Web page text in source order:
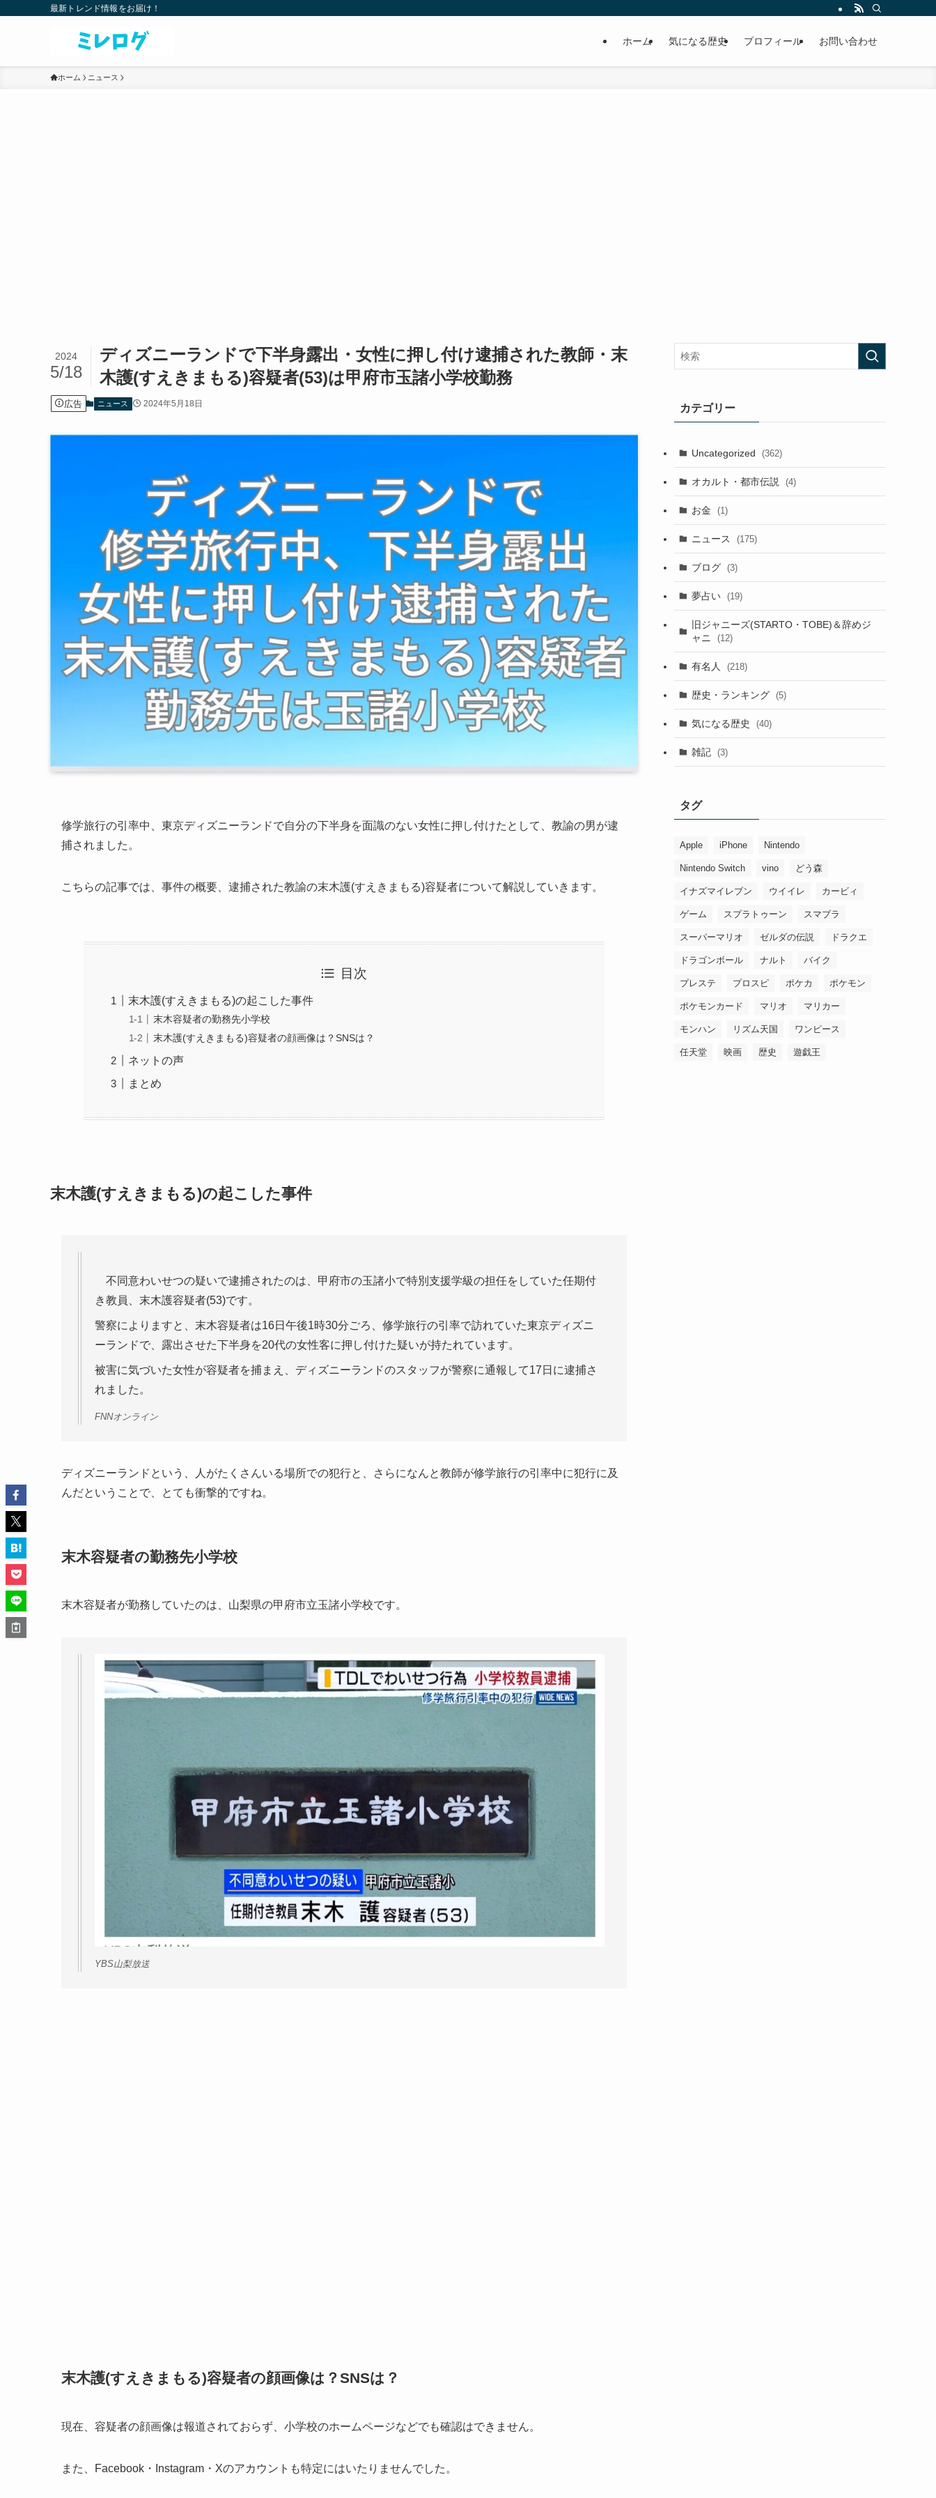
最新トレンド情報をお届け！
ホーム 気になる歴史 プロフィール お問い合わせ
ホーム ニュース
ディズニーランドで下半身露出・女性に押し付け逮捕された教師・末
木護(すえきまもる)容疑者(53)は甲府市玉諸小学校勤務
2024
5/18
広告 ニュース 2024年5月18日
修学旅行の引率中、東京ディズニーランドで自分の下半身を面識のない女性に押し付けたとして、教諭の男が逮
捕されました。
こちらの記事では、事件の概要、逮捕された教諭の末木護(すえきまもる)容疑者について解説していきます。
目次
末木護(すえきまもる)の起こした事件
末木容疑者の勤務先小学校
末木護(すえきまもる)容疑者の顔画像は？SNSは？
ネットの声
まとめ
末木護(すえきまもる)の起こした事件
不同意わいせつの疑いで逮捕されたのは、甲府市の玉諸小で特別支援学級の担任をしていた任期付
き教員、末木護容疑者(53)です。
警察によりますと、末木容疑者は16日午後1時30分ごろ、修学旅行の引率で訪れていた東京ディズニ
ーランドで、露出させた下半身を20代の女性客に押し付けた疑いが持たれています。
被害に気づいた女性が容疑者を捕まえ、ディズニーランドのスタッフが警察に通報して17日に逮捕さ
れました。
FNNオンライン
ディズニーランドという、人がたくさんいる場所での犯行と、さらになんと教師が修学旅行の引率中に犯行に及
んだということで、とても衝撃的ですね。
末木容疑者の勤務先小学校
末木容疑者が勤務していたのは、山梨県の甲府市立玉諸小学校です。
YBS山梨放送
末木護(すえきまもる)容疑者の顔画像は？SNSは？
現在、容疑者の顔画像は報道されておらず、小学校のホームページなどでも確認はできません。
また、Facebook・Instagram・Xのアカウントも特定にはいたりませんでした。
カテゴリー
Uncategorized (362)
オカルト・都市伝説 (4)
お金 (1)
ニュース (175)
ブログ (3)
夢占い (19)
旧ジャニーズ(STARTO・TOBE)＆辞めジ
ャニ
(12)
有名人 (218)
歴史・ランキング (5)
気になる歴史 (40)
雑記 (3)
タグ
Apple iPhone Nintendo
Nintendo Switch vino どう森
イナズマイレブン ウイイレ カービィ
ゲーム スプラトゥーン スマブラ
スーパーマリオ ゼルダの伝説 ドラクエ
ドラゴンボール ナルト バイク
プレステ プロスピ ポケカ ポケモン
ポケモンカード マリオ マリカー
モンハン リズム天国 ワンピース
任天堂 映画 歴史 遊戯王